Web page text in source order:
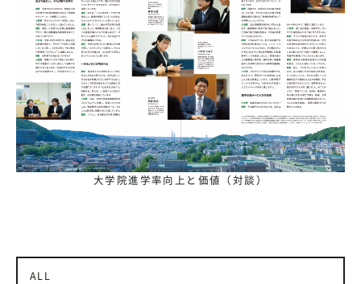
大学院進学率向上と価値（対談）
ALL